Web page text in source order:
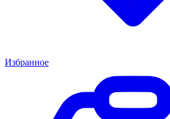
Избранное